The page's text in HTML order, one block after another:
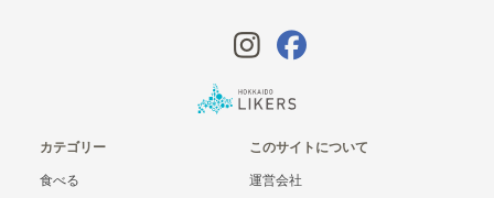
カテゴリー
食べる
このサイトについて
運営会社